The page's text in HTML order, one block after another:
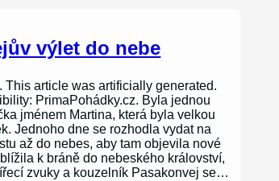
výlet do nebe
This article was artificially generated.
PrimaPohádky.cz. Byla jednou
jménem Martina, která byla velkou
Jednoho dne se rozhodla vydat na
až do nebes, aby tam objevila nové
k bráně do nebeského království,
zvuky a kouzelník Pasakonvej se…